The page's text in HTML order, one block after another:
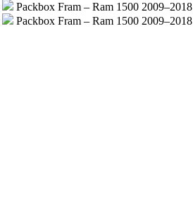
Packbox Fram – Ram 1500 2009–2018
Packbox Fram – Ram 1500 2009–2018